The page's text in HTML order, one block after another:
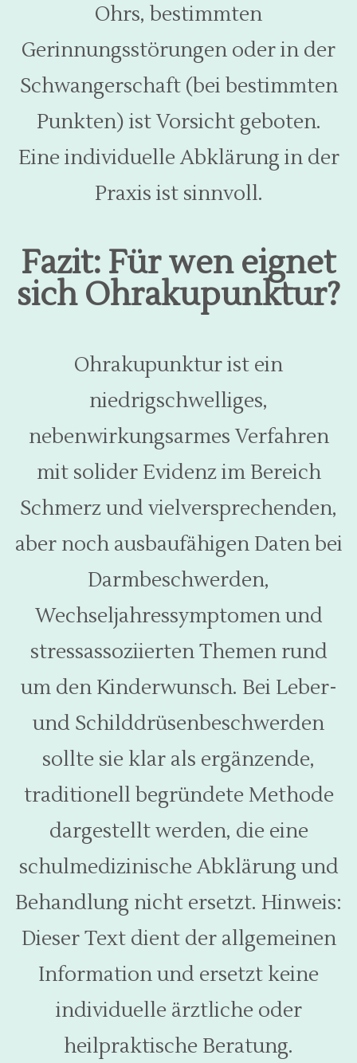
Ohrs, bestimmten
Gerinnungsstörungen oder in der
Schwangerschaft (bei bestimmten
Punkten) ist Vorsicht geboten.
Eine individuelle Abklärung in der
Praxis ist sinnvoll.
Fazit: Für wen eignet
sich Ohrakupunktur?
Ohrakupunktur ist ein
niedrigschwelliges,
nebenwirkungsarmes Verfahren
mit solider Evidenz im Bereich
Schmerz und vielversprechenden,
aber noch ausbaufähigen Daten bei
Darmbeschwerden,
Wechseljahressymptomen und
stressassoziierten Themen rund
um den Kinderwunsch. Bei Leber-
und Schilddrüsenbeschwerden
sollte sie klar als ergänzende,
traditionell begründete Methode
dargestellt werden, die eine
schulmedizinische Abklärung und
Behandlung nicht ersetzt. Hinweis:
Dieser Text dient der allgemeinen
Information und ersetzt keine
individuelle ärztliche oder
heilpraktische Beratung.